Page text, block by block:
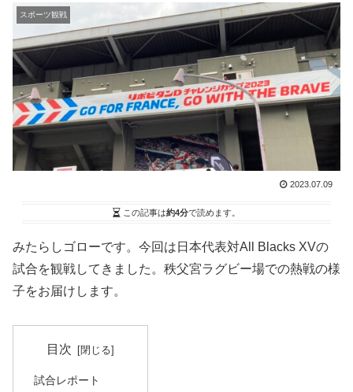
スポーツ観戦
2023.07.09
この記事は約4分で読めます。
みたらしゴローです。今回は日本代表対All Blacks XVの
試合を観戦してきました。秩父宮ラグビー場での熱戦の様
子をお届けします。
目次
試合レポート